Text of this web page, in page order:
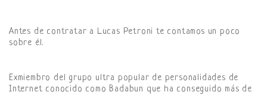
Antes de contratar a Lucas Petroni te contamos un poco
sobre él.
Exmiembro del grupo ultra popular de personalidades de
Internet conocido como Badabun que ha conseguido más de